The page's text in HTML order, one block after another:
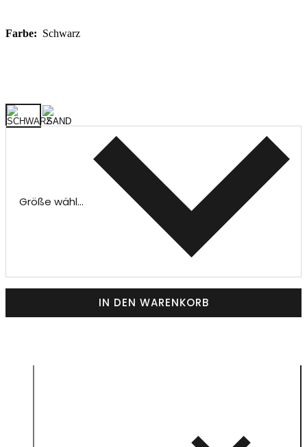
Farbe: Schwarz
Größe wählen
IN DEN WARENKORB